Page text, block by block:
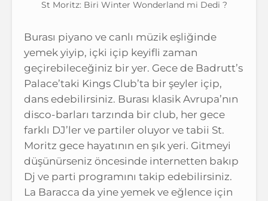
St Moritz: Biri Winter Wonderland mi Dedi ?
Burası piyano ve canlı müzik eşliğinde
yemek yiyip, içki içip keyifli zaman
geçirebileceğiniz bir yer. Gece de Badrutt’s
Palace’taki Kings Club’ta bir şeyler içip,
dans edebilirsiniz. Burası klasik Avrupa’nın
disco-barları tarzında bir club, her gece
farklı DJ’ler ve partiler oluyor ve tabii St.
Moritz gece hayatının en şık yeri. Gitmeyi
düşünürseniz öncesinde internetten bakıp
Dj ve parti programını takip edebilirsiniz.
La Baracca da yine yemek ve eğlence için